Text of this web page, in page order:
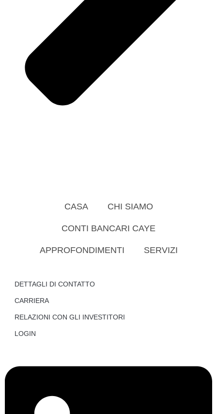
CASA CHI SIAMO
CONTI BANCARI CAYE
APPROFONDIMENTI SERVIZI
DETTAGLI DI CONTATTO
CARRIERA
RELAZIONI CON GLI INVESTITORI
LOGIN